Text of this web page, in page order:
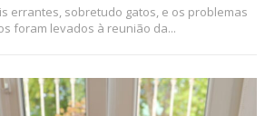
errantes, sobretudo gatos, e os problemas
foram levados à reunião da...